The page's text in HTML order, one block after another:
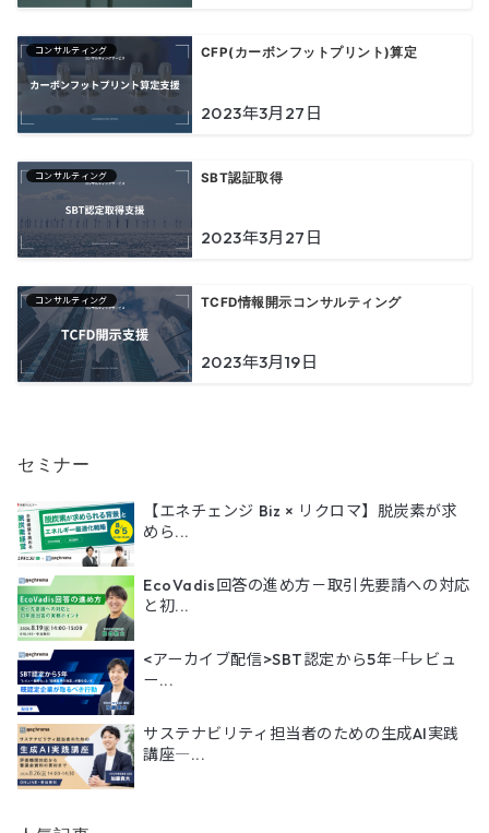
コンサルティング CFP(カーボンフットプリント)算定
2023年3月27日
コンサルティング SBT認証取得
2023年3月27日
コンサルティング TCFD情報開示コンサルティング
2023年3月19日
セミナー
【エネチェンジ Biz × リクロマ】脱炭素が求
めら...
EcoVadis回答の進め方－取引先要請への対応
と初...
<アーカイブ配信>SBT認定から5年――「レビュ
ー...
サステナビリティ担当者のための生成AI実践
講座―...